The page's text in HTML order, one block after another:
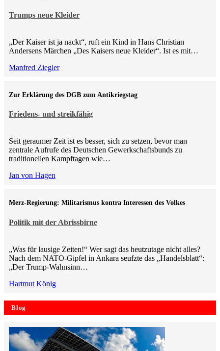
Trumps neue Kleider
„Der Kaiser ist ja nackt“, ruft ein Kind in Hans Christian
Andersens Märchen „Des Kaisers neue Kleider“. Ist es mit…
Manfred Ziegler
Friedens- und streikfähig
Zur Erklärung des DGB zum Antikriegstag
Seit geraumer Zeit ist es besser, sich zu setzen, bevor man
zentrale Aufrufe des Deutschen Gewerkschaftsbunds zu
traditionellen Kampftagen wie…
Jan von Hagen
Politik mit der Abrissbirne
Merz-Regierung: Militarismus kontra Inte­ressen des Volkes
„Was für lausige Zeiten!“ Wer sagt das heutzutage nicht alles?
Nach dem NATO-Gipfel in Ankara seufzte das „Handelsblatt“:
„Der Trump-Wahnsinn…
Hartmut König
Blog